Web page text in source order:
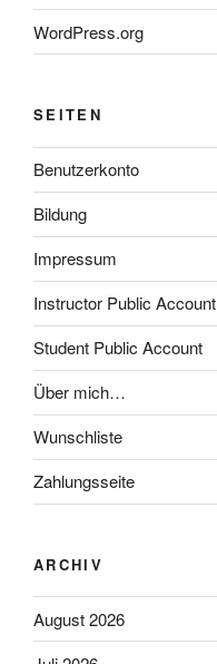
WordPress.org
SEITEN
Benutzerkonto
Bildung
Impressum
Instructor Public Account
Student Public Account
Über mich…
Wunschliste
Zahlungsseite
ARCHIV
August 2026